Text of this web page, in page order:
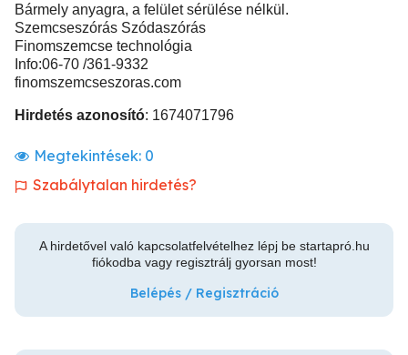
Bármely anyagra, a felület sérülése nélkül.
Szemcseszórás Szódaszórás
Finomszemcse technológia
Info:06-70 /361-9332
finomszemcseszoras.com
Hirdetés azonosító: 1674071796
Megtekintések: 0
Szabálytalan hirdetés?
A hirdetővel való kapcsolatfelvételhez lépj be startapró.hu
fiókodba vagy regisztrálj gyorsan most!
Belépés / Regisztráció